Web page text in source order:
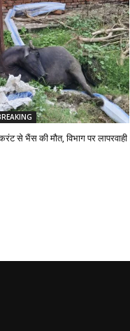
से भैंस की मौत, विभाग पर लापरवाही